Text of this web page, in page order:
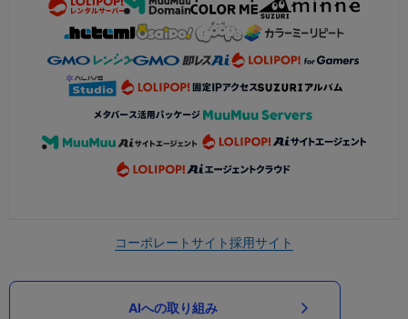
コーポレートサイト採用サイト
AIへの取り組み